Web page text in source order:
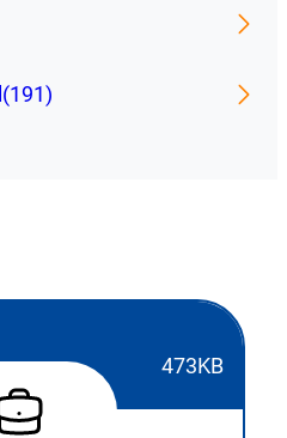
(191)
473KB